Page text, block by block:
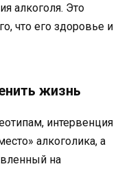
алкоголя. Это
что его здоровье и
жизнь
интервенция
алкоголика, а
на